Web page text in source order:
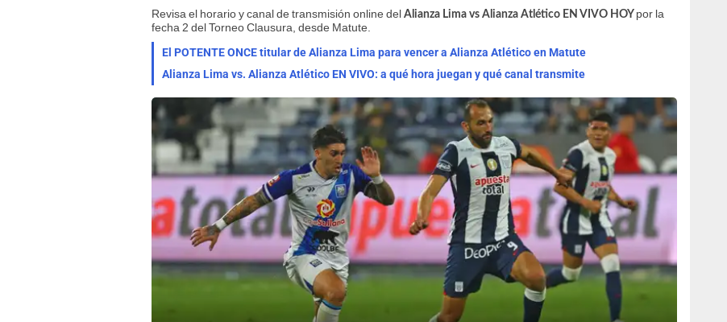
Revisa el horario y canal de transmisión online del Alianza Lima vs Alianza Atlético EN VIVO HOY por la
fecha 2 del Torneo Clausura, desde Matute.
El POTENTE ONCE titular de Alianza Lima para vencer a Alianza Atlético en Matute
Alianza Lima vs. Alianza Atlético EN VIVO: a qué hora juegan y qué canal transmite